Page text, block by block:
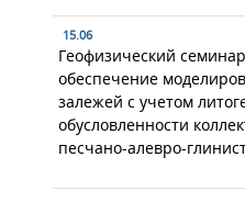
15.06
Геофизический
обеспечение
залежей с учетом
обусловленности
песчано-алевро-